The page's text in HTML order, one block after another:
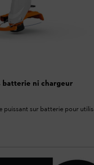
batterie ni chargeur
puissant sur batterie pour